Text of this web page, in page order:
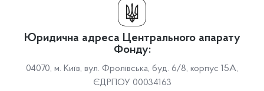
Юридична адреса Центрального апарату
Фонду:
04070, м. Київ, вул. Фролівська, буд. 6/8, корпус 15А,
ЄДРПОУ 00034163